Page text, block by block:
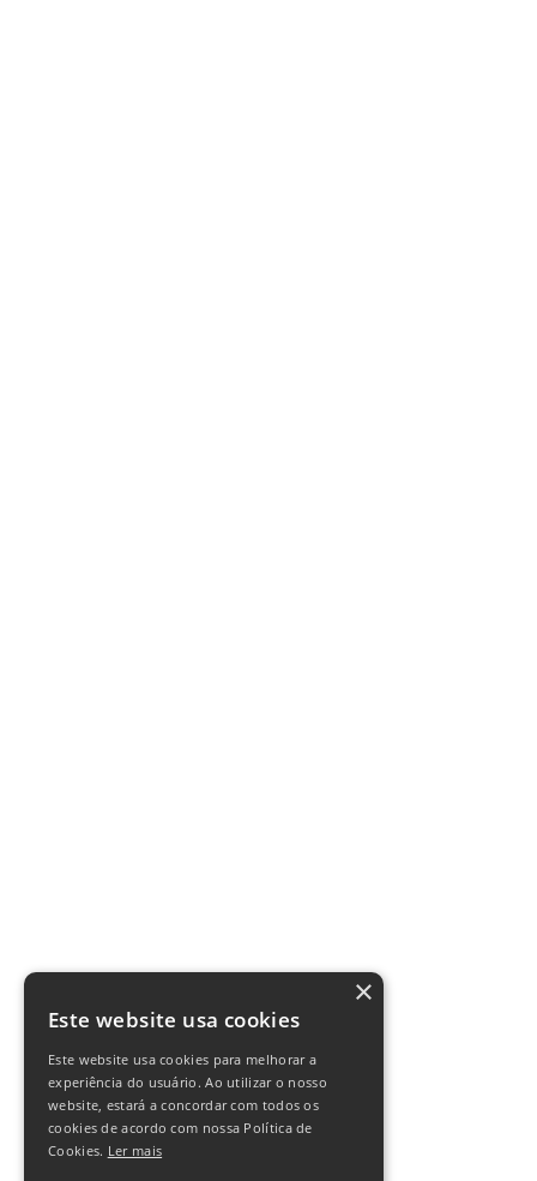
×
Este website usa cookies
Este website usa cookies para melhorar a
experiência do usuário. Ao utilizar o nosso
website, estará a concordar com todos os
cookies de acordo com nossa Política de
Cookies. Ler mais